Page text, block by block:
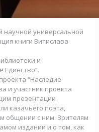
научной универсальной
книги Витислава
и
Единство”.
“Наследие
и участник проекта
презентации
казачьего поэта,
общении с ним. Зрителям
издании и о том, как